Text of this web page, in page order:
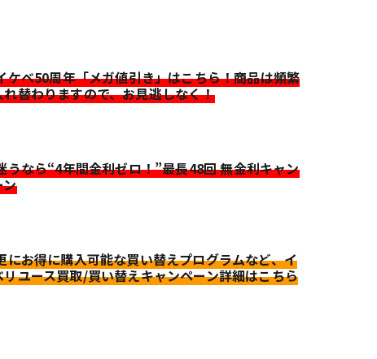
ケベ50周年「メガ値引き」はこちら！商品は頻繁
れ替わりますので、お見逃しなく！
うなら“4年間金利ゼロ！”最長48回 無金利キャン
ン
にお得に購入可能な買い替えプログラムなど、イ
リユース買取/買い替えキャンペーン詳細はこちら